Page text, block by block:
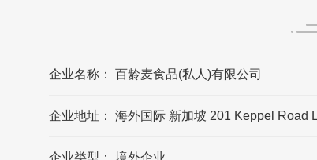
百龄麦食品(私人)有限公司的企业所在
企业名称： 百龄麦食品(私人)有限公司
企业地址： 海外国际 新加坡 201 Keppel Road